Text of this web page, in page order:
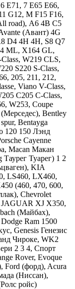
Е71, 7 E65 E66,
G12, M F15 F16,
road), А6 4В С5
(Авант) 4G
D4 4H 4Н, S8 Q7
ML, X164 GL,
W219 CLS,
S220 S-Class,
205, 211, 212,
Viano V-Class,
C205 C-Class,
W253, Coupe
Bentley
Bentayga
120 150 Лэнд
Cayenne
Macan Макан
Таурег Туарег) 1 2
KIA
LS460, LX460,
(460, 470, 600,
Сhevrolet
JAGUAR XJ X350,
(Майбах),
Ram 1500
Genesis Генезис
Чироке, WK2
2 3 4, Спорт
Rover, Evoque
Ford (форд), Acura
(Ниссан),
ройс)